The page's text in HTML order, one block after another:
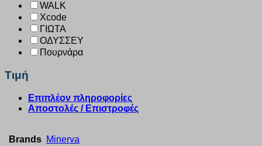
WALK
Xcode
ΓΙΩΤΑ
ΟΔΥΣΣΕΥ
Πουρνάρα
Τιμή
Επιπλέον πληροφορίες
Αποστολές / Επιστροφές
Brands Minerva